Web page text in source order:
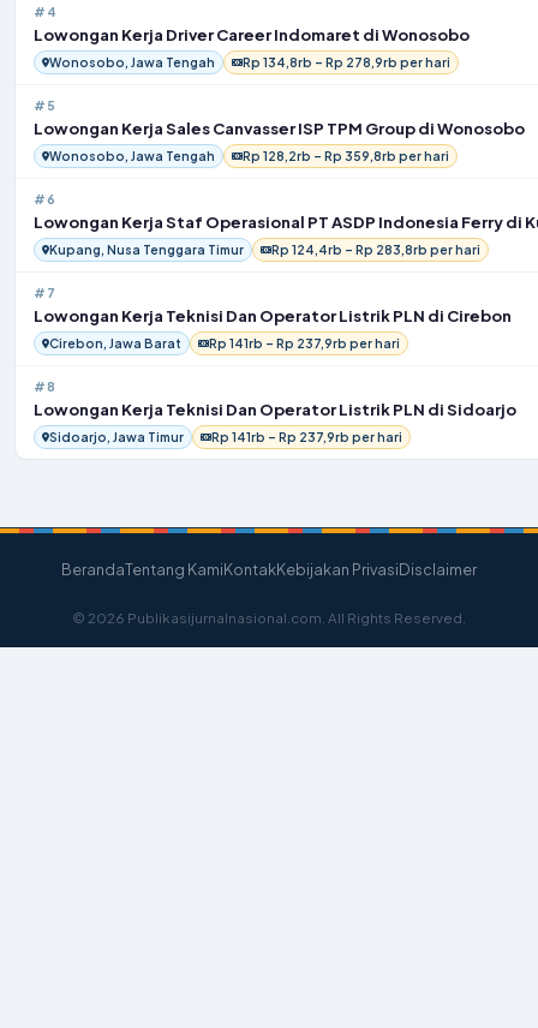
#4
Lowongan Kerja Driver Career Indomaret di Wonosobo
Wonosobo, Jawa Tengah Rp 134,8rb – Rp 278,9rb per hari
#5
Lowongan Kerja Sales Canvasser ISP TPM Group di Wonosobo
Wonosobo, Jawa Tengah Rp 128,2rb – Rp 359,8rb per hari
#6
Lowongan Kerja Staf Operasional PT ASDP Indonesia Ferry di
Kupang, Nusa Tenggara Timur Rp 124,4rb – Rp 283,8rb per hari
#7
Lowongan Kerja Teknisi Dan Operator Listrik PLN di Cirebon
Cirebon, Jawa Barat Rp 141rb – Rp 237,9rb per hari
#8
Lowongan Kerja Teknisi Dan Operator Listrik PLN di Sidoarjo
Sidoarjo, Jawa Timur Rp 141rb – Rp 237,9rb per hari
BerandaTentang KamiKontakKebijakan PrivasiDisclaimer
© 2026 Publikasijurnalnasional.com. All Rights Reserved.